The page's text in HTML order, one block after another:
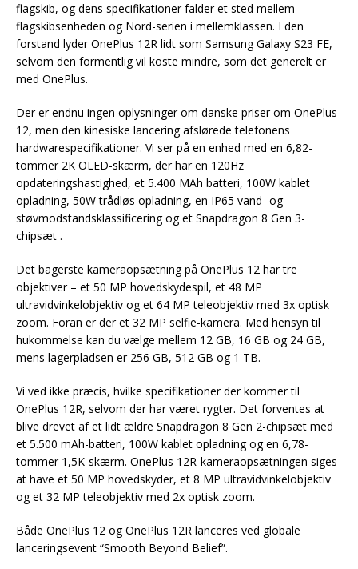
flagskib, og dens specifikationer falder et sted mellem
flagskibsenheden og Nord-serien i mellemklassen. I den
forstand lyder OnePlus 12R lidt som Samsung Galaxy S23 FE,
selvom den formentlig vil koste mindre, som det generelt er
med OnePlus.
Der er endnu ingen oplysninger om danske priser om OnePlus
12, men den kinesiske lancering afslørede telefonens
hardwarespecifikationer. Vi ser på en enhed med en 6,82-
tommer 2K OLED-skærm, der har en 120Hz
opdateringshastighed, et 5.400 MAh batteri, 100W kablet
opladning, 50W trådløs opladning, en IP65 vand- og
støvmodstandsklassificering og et Snapdragon 8 Gen 3-
chipsæt .
Det bagerste kameraopsætning på OnePlus 12 har tre
objektiver – et 50 MP hovedskydespil, et 48 MP
ultravidvinkelobjektiv og et 64 MP teleobjektiv med 3x optisk
zoom. Foran er der et 32 MP selfie-kamera. Med hensyn til
hukommelse kan du vælge mellem 12 GB, 16 GB og 24 GB,
mens lagerpladsen er 256 GB, 512 GB og 1 TB.
Vi ved ikke præcis, hvilke specifikationer der kommer til
OnePlus 12R, selvom der har været rygter. Det forventes at
blive drevet af et lidt ældre Snapdragon 8 Gen 2-chipsæt med
et 5.500 mAh-batteri, 100W kablet opladning og en 6,78-
tommer 1,5K-skærm. OnePlus 12R-kameraopsætningen siges
at have et 50 MP hovedskyder, et 8 MP ultravidvinkelobjektiv
og et 32 MP teleobjektiv med 2x optisk zoom.
Både OnePlus 12 og OnePlus 12R lanceres ved globale
lanceringsevent “Smooth Beyond Belief”.